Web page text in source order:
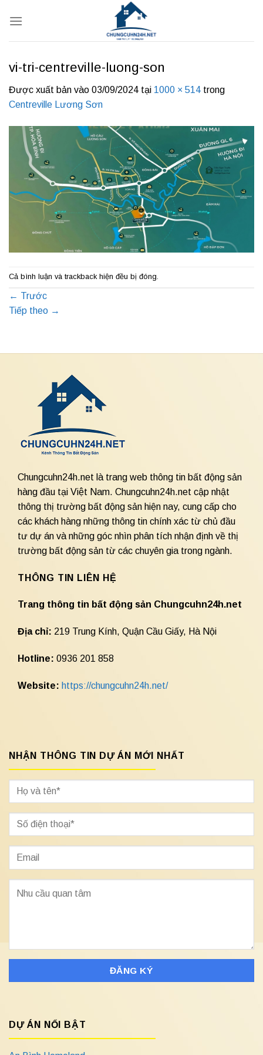
qua
vi-tri-centreville-luong-son
Được xuất bản vào 03/09/2024 tại 1000 × 514 trong
Centreville Lương Sơn
Cả bình luận và trackback hiện đều bị đóng.
← Trước
Tiếp theo →
Chungcuhn24h.net là trang web thông tin bất động sản
hàng đầu tại Việt Nam. Chungcuhn24h.net cập nhật
thông thị trường bất động sản hiện nay, cung cấp cho
các khách hàng những thông tin chính xác từ chủ đầu
tư dự án và những góc nhìn phân tích nhận định về thị
trường bất động sản từ các chuyên gia trong ngành.
THÔNG TIN LIÊN HỆ
Trang thông tin bất động sản Chungcuhn24h.net
Địa chỉ: 219 Trung Kính, Quận Cầu Giấy, Hà Nội
Hotline: 0936 201 858
Website: https://chungcuhn24h.net/
NHẬN THÔNG TIN DỰ ÁN MỚI NHẤT
DỰ ÁN NỔI BẬT